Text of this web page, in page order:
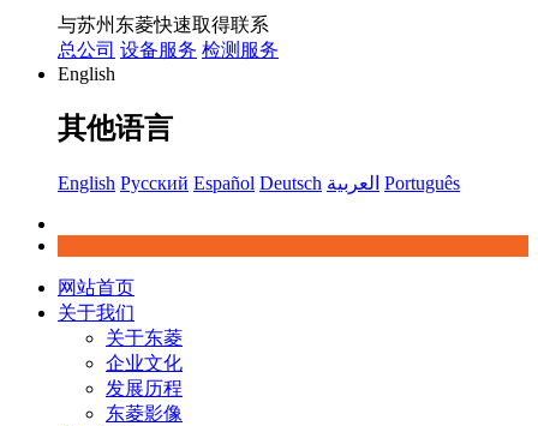
与苏州东菱快速取得联系
总公司 设备服务 检测服务
English
其他语言
English Русский Español Deutsch العربية Português
网站首页
关于我们
关于东菱
企业文化
发展历程
东菱影像